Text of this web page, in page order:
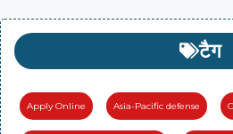
टैग
Apply Online Asia-Pacific defense